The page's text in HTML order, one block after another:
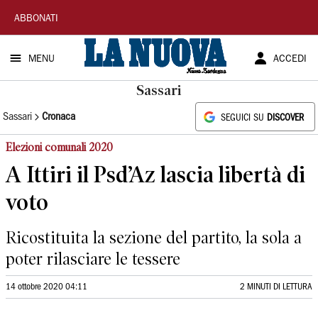
La
Nuova
Sardegna
ABBONATI
MENU ACCEDI
Sassari
Sassari Cronaca SEGUICI SU DISCOVER
Elezioni comunali 2020
A Ittiri il Psd’Az lascia libertà di
voto
Ricostituita la sezione del partito, la sola a
poter rilasciare le tessere
14 ottobre 2020 04:11 2 MINUTI DI LETTURA